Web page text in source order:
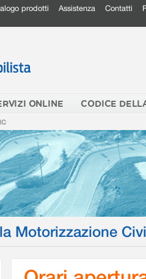
prodotti Assistenza Contatti
ONLINE CODICE
Motorizzazione